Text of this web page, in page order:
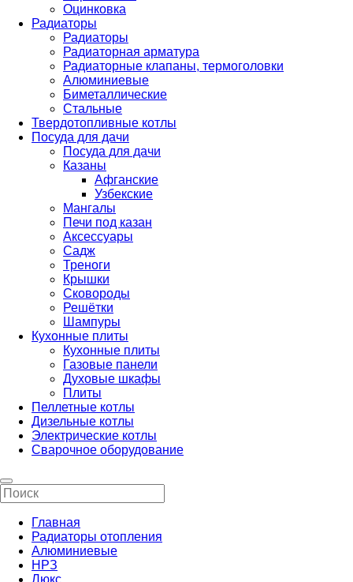
Оцинковка
Радиаторы
Радиаторы
Радиаторная арматура
Радиаторные клапаны, термоголовки
Алюминиевые
Биметаллические
Стальные
Твердотопливные котлы
Посуда для дачи
Посуда для дачи
Казаны
Афганские
Узбекские
Мангалы
Печи под казан
Аксессуары
Садж
Треноги
Крышки
Сковороды
Решётки
Шампуры
Кухонные плиты
Кухонные плиты
Газовые панели
Духовые шкафы
Плиты
Пеллетные котлы
Дизельные котлы
Электрические котлы
Сварочное оборудование
Главная
Радиаторы отопления
Алюминиевые
НРЗ